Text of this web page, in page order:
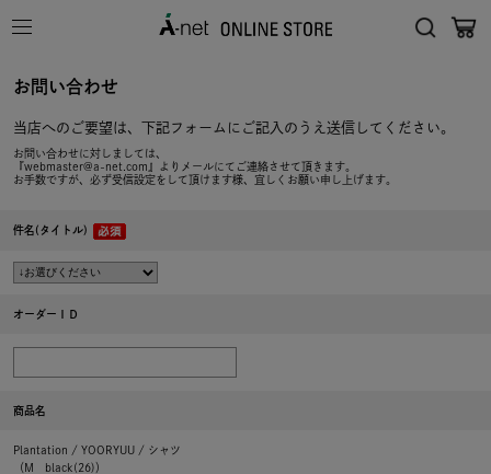
お問い合わせ
当店へのご要望は、下記フォームにご記入のうえ送信してください。
お問い合わせに対しましては、
『webmaster@a-net.com』よりメールにてご連絡させて頂きます。
お手数ですが、必ず受信設定をして頂けます様、宜しくお願い申し上げます。
件名(タイトル)
オーダーＩＤ
商品名
Plantation / YOORYUU / シャツ
（M black(26)）